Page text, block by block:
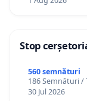
Stop
560 semnături
186 Semnături /
30 Jul 2026